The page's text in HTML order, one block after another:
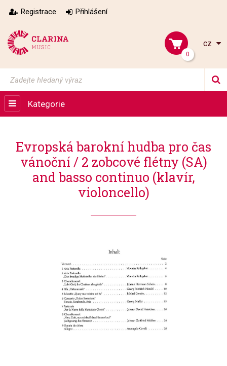
Registrace Přihlášení
0
cz
Kategorie
Evropská barokní hudba pro čas
vánoční / 2 zobcové flétny (SA)
and basso continuo (klavír,
violoncello)